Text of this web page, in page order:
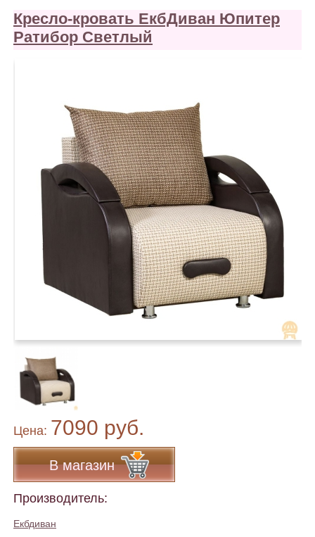
Кресло-кровать ЕкбДиван Юпитер
Ратибор Светлый
Цена: 7090 руб.
В магазин
Производитель:
Екбдиван